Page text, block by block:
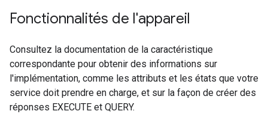
Fonctionnalités de l'appareil
Consultez la documentation de la caractéristique
correspondante pour obtenir des informations sur
l'implémentation, comme les attributs et les états que votre
service doit prendre en charge, et sur la façon de créer des
réponses EXECUTE et QUERY.